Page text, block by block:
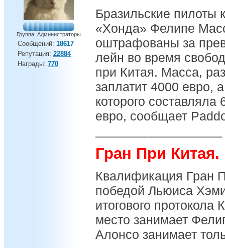
Группа: Администраторы
Сообщений: 18617
Репутация: 22884
Награды: 770
Бразильские пилоты
«Хонда» Фелипе
оштрафованы за
лейн во время
при Китая. Масса,
заплатит 4000 евро,
которого составляла
евро, сообщает
Гран При
Квалификация Гран
победой Льюиса
итогового протокола
место занимает
Алонсо занимает